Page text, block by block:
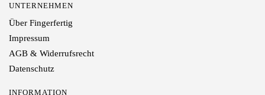
UNTERNEHMEN
Über Fingerfertig
Impressum
AGB & Widerrufsrecht
Datenschutz
INFORMATION